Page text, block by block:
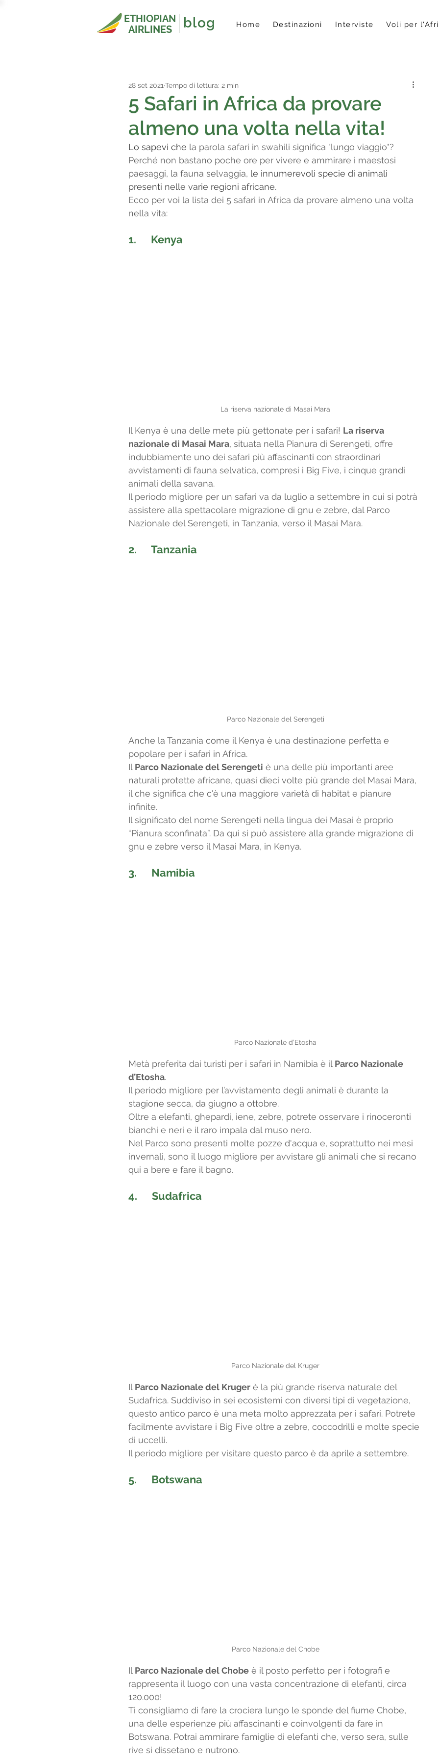
blog
ETHIOPIAN
AIRLINES
Home Destinazioni Interviste Voli per
5 Safari in Africa da provare
almeno una volta nella vita!
28 set 2021 Tempo di lettura: 2 min
Lo sapevi che la parola safari in swahili significa "lungo viaggio"?
Perché non bastano poche ore per vivere e ammirare i maestosi
paesaggi, la fauna selvaggia, le innumerevoli specie di animali
presenti nelle varie regioni africane.
Ecco per voi la lista dei 5 safari in Africa da provare almeno una volta
nella vita:
1. Kenya
La riserva nazionale di Masai Mara
Il Kenya è una delle mete più gettonate per i safari! La riserva
nazionale di Masai Mara, situata nella Pianura di Serengeti, offre
indubbiamente uno dei safari più affascinanti con straordinari
avvistamenti di fauna selvatica, compresi i Big Five, i cinque grandi
animali della savana.
Il periodo migliore per un safari va da luglio a settembre in cui si potrà
assistere alla spettacolare migrazione di gnu e zebre, dal Parco
Nazionale del Serengeti, in Tanzania, verso il Masai Mara.
2. Tanzania
Parco Nazionale del Serengeti
Anche la Tanzania come il Kenya è una destinazione perfetta e
popolare per i safari in Africa.
Il Parco Nazionale del Serengeti è una delle più importanti aree
naturali protette africane, quasi dieci volte più grande del Masai Mara,
il che significa che c'è una maggiore varietà di habitat e pianure
infinite.
Il significato del nome Serengeti nella lingua dei Masai è proprio
“Pianura sconfinata”. Da qui si può assistere alla grande migrazione di
gnu e zebre verso il Masai Mara, in Kenya.
3. Namibia
Parco Nazionale d’Etosha
Metà preferita dai turisti per i safari in Namibia è il Parco Nazionale
d’Etosha.
Il periodo migliore per l’avvistamento degli animali è durante la
stagione secca, da giugno a ottobre.
Oltre a elefanti, ghepardi, iene, zebre, potrete osservare i rinoceronti
bianchi e neri e il raro impala dal muso nero.
Nel Parco sono presenti molte pozze d'acqua e, soprattutto nei mesi
invernali, sono il luogo migliore per avvistare gli animali che si recano
qui a bere e fare il bagno.
4. Sudafrica
Parco Nazionale del Kruger
Il Parco Nazionale del Kruger è la più grande riserva naturale del
Sudafrica. Suddiviso in sei ecosistemi con diversi tipi di vegetazione,
questo antico parco è una meta molto apprezzata per i safari. Potrete
facilmente avvistare i Big Five oltre a zebre, coccodrilli e molte specie
di uccelli.
Il periodo migliore per visitare questo parco è da aprile a settembre.
5. Botswana
Parco Nazionale del Chobe
Il Parco Nazionale del Chobe è il posto perfetto per i fotografi e
rappresenta il luogo con una vasta concentrazione di elefanti, circa
120.000!
Ti consigliamo di fare la crociera lungo le sponde del fiume Chobe,
una delle esperienze più affascinanti e coinvolgenti da fare in
Botswana. Potrai ammirare famiglie di elefanti che, verso sera, sulle
rive si dissetano e nutrono.